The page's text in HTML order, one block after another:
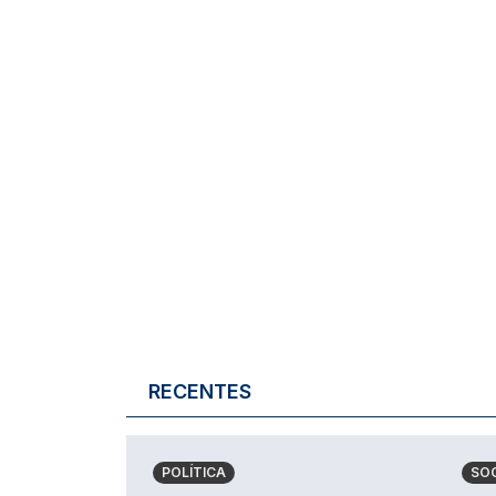
RECENTES
POLÍTICA